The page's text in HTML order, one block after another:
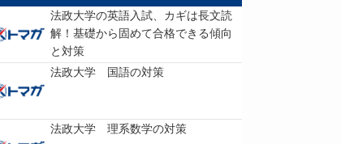
法政大学の英語入試、カギは長文読
解！基礎から固めて合格できる傾向
と対策
法政大学 国語の対策
法政大学 理系数学の対策